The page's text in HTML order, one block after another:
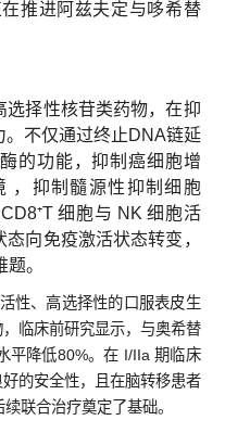
推进阿兹夫定与哆希替
选择性核苷类药物，在抑
不仅通过终止DNA链延
的功能，抑制癌细胞增
，抑制髓源性抑制细胞
细胞与 NK 细胞活
向免疫激活状态转变，
。
性、高选择性的口服表皮生
临床前研究显示，与奥希替
平降低80%。在 I/IIa 期临床
的安全性，且在脑转移患者
续联合治疗奠定了基础。